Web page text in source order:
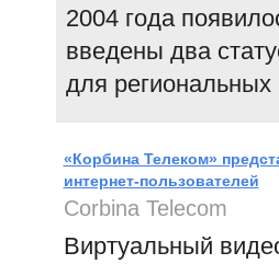
2004 года
введены два
для
«Корбина Телеком»
интернет-пользователей
Corbina Telecom
Виртуальный